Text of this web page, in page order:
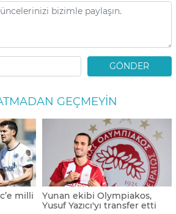
GÖNDER
GEÇMEYIN
milli
Yunan ekibi Olympiakos,
Yusuf Yazıcı'yı transfer etti